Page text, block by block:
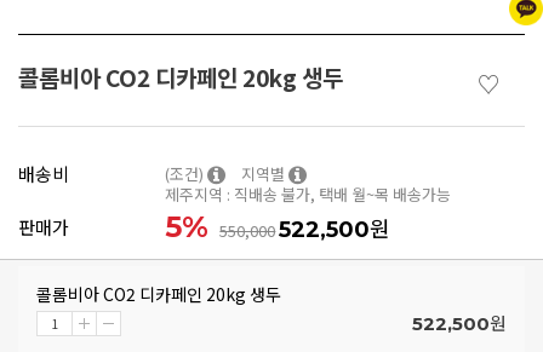
콜롬비아 CO2 디카페인 20kg 생두 ♡
배송비 (조건)
지역별
제주지역 : 직배송 불가, 택배 월~목 배송가능
판매가 5% 550,000522,500원
콜롬비아 CO2 디카페인 20kg 생두
522,500원